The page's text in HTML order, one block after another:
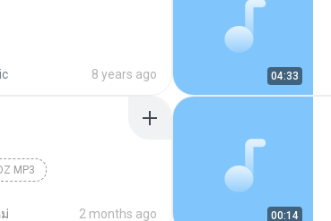
8 years ago 04:33
MP3
2 months ago 00:14